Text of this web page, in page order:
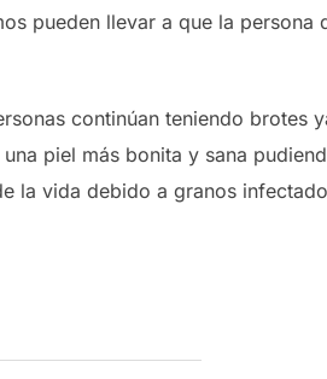
pueden llevar a que la persona
continúan teniendo brotes
piel más bonita y sana
la vida debido a granos